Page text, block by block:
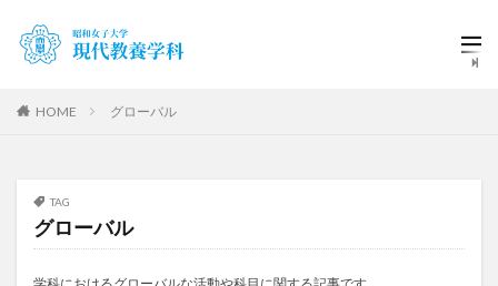
HOME グローバル
TAG
グローバル